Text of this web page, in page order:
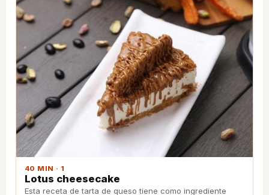
40 MIN · 1
Lotus cheesecake
Esta receta de tarta de queso tiene como ingrediente